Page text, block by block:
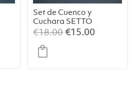
Set de Cuenco y
Cuchara SETTO
– Hecho a Mano
en Madera
Graywood
€18.00El
€15.00El